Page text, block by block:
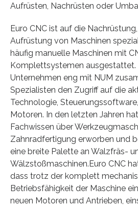
Aufrüsten, Nachrüsten oder
Euro CNC ist auf die
Aufrüstung von Maschinen
häufig manuelle Maschinen mit
Komplettsystemen ausgestattet.
Unternehmen eng mit NUM
Spezialisten den Zugriff auf die
Technologie,
Motoren. In den letzten Jahren
Fachwissen über
Zahnradfertigung erworben und
eine breite Palette an Walzfräs-
Wälzstoßmaschinen.Euro CNC
dass trotz der komplett
Betriebsfähigkeit der Maschine
neuen Motoren und Antrieben,